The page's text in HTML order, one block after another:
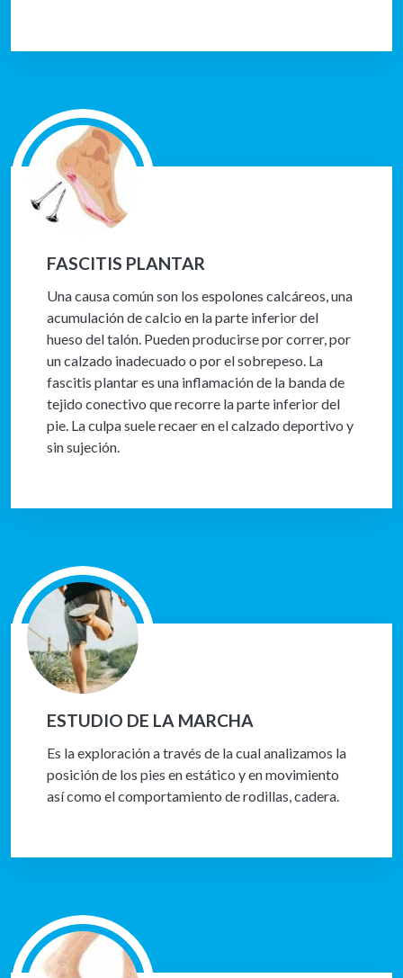
FASCITIS PLANTAR
Una causa común son los espolones calcáreos, una
acumulación de calcio en la parte inferior del
hueso del talón. Pueden producirse por correr, por
un calzado inadecuado o por el sobrepeso. La
fascitis plantar es una inflamación de la banda de
tejido conectivo que recorre la parte inferior del
pie. La culpa suele recaer en el calzado deportivo y
sin sujeción.
ESTUDIO DE LA MARCHA
Es la exploración a través de la cual analizamos la
posición de los pies en estático y en movimiento
así como el comportamiento de rodillas, cadera.